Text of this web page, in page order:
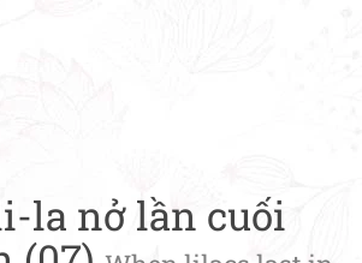
la nở lần cuối